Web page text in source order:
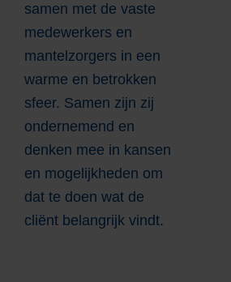
samen met de vaste
medewerkers en
mantelzorgers in een
warme en betrokken
sfeer. Samen zijn zij
ondernemend en
denken mee in kansen
en mogelijkheden om
dat te doen wat de
cliënt belangrijk vindt.